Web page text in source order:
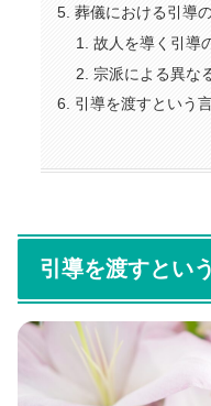
葬儀における引導
故人を導く引導
宗派による異な
引導を渡すという
引導を渡すとい